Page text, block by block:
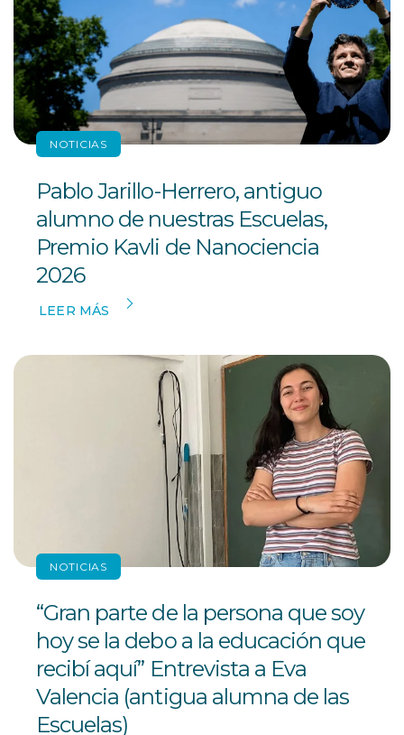
NOTICIAS
Pablo Jarillo-Herrero, antiguo
alumno de nuestras Escuelas,
Premio Kavli de Nanociencia
2026
LEER MÁS
NOTICIAS
“Gran parte de la persona que soy
hoy se la debo a la educación que
recibí aquí” Entrevista a Eva
Valencia (antigua alumna de las
Escuelas)